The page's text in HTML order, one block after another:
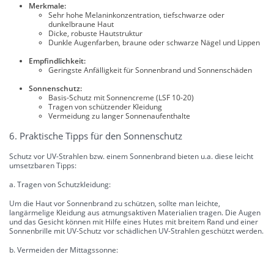
Merkmale:
Sehr hohe Melaninkonzentration, tiefschwarze oder
dunkelbraune Haut
Dicke, robuste Hautstruktur
Dunkle Augenfarben, braune oder schwarze Nägel und Lippen
Empfindlichkeit:
Geringste Anfälligkeit für Sonnenbrand und Sonnenschäden
Sonnenschutz:
Basis-Schutz mit Sonnencreme (LSF 10-20)
Tragen von schützender Kleidung
Vermeidung zu langer Sonnenaufenthalte
6. Praktische Tipps für den Sonnenschutz
Schutz vor UV-Strahlen bzw. einem Sonnenbrand bieten u.a. diese leicht
umsetzbaren Tipps:
a. Tragen von Schutzkleidung:
Um die Haut vor Sonnenbrand zu schützen, sollte man leichte,
langärmelige Kleidung aus atmungsaktiven Materialien tragen. Die Augen
und das Gesicht können mit Hilfe eines Hutes mit breitem Rand und einer
Sonnenbrille mit UV-Schutz vor schädlichen UV-Strahlen geschützt werden.
b. Vermeiden der Mittagssonne: